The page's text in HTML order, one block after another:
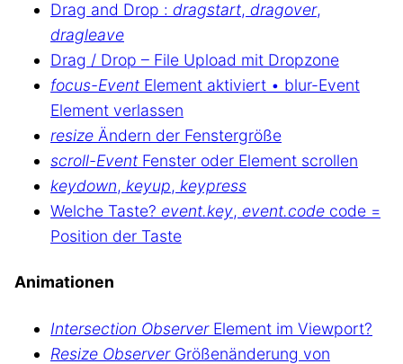
Drag and Drop : dragstart, dragover,
dragleave
Drag / Drop – File Upload mit Dropzone
focus-Event Element aktiviert • blur-Event
Element verlassen
resize Ändern der Fenstergröße
scroll-Event Fenster oder Element scrollen
keydown, keyup, keypress
Welche Taste? event.key, event.code code =
Position der Taste
Animationen
Intersection ObserverElement im Viewport?
Resize ObserverGrößenänderung von